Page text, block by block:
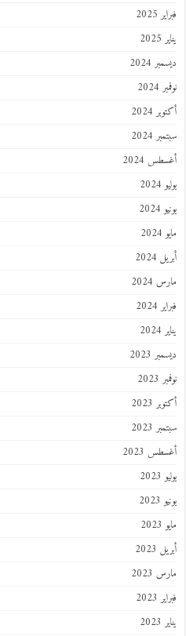
فبراير 2025
يناير 2025
ديسمبر 2024
نوفمبر 2024
أكتوبر 2024
سبتمبر 2024
أغسطس 2024
يوليو 2024
يونيو 2024
مايو 2024
أبريل 2024
مارس 2024
فبراير 2024
يناير 2024
ديسمبر 2023
نوفمبر 2023
أكتوبر 2023
سبتمبر 2023
أغسطس 2023
يوليو 2023
يونيو 2023
مايو 2023
أبريل 2023
مارس 2023
فبراير 2023
يناير 2023